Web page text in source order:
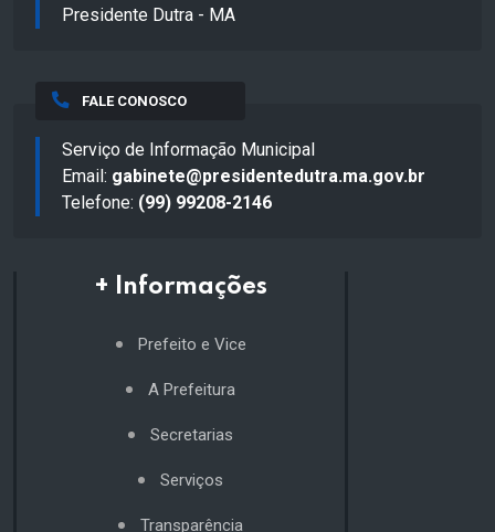
Presidente Dutra - MA
FALE CONOSCO
Serviço de Informação Municipal
Email: gabinete@presidentedutra.ma.gov.br
Telefone: (99) 99208-2146
+ Informações
Prefeito e Vice
A Prefeitura
Secretarias
Serviços
Transparência